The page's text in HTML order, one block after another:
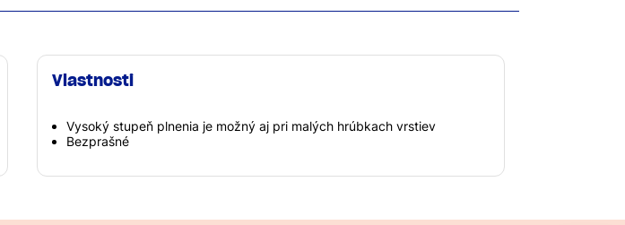
Vlastnosti
Vysoký stupeň plnenia je možný aj pri malých hrúbkach vrstiev
Bezprašné